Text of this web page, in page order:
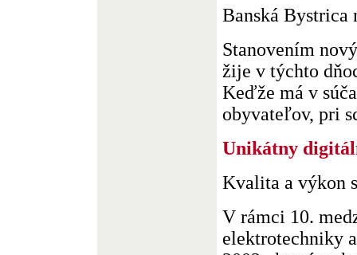
Banská Bystrica
Stanovením
žije v týchto
Keďže má v
obyvateľov, pri
Unikátny
Kvalita a výkon
V rámci 10.
elektrotechniky